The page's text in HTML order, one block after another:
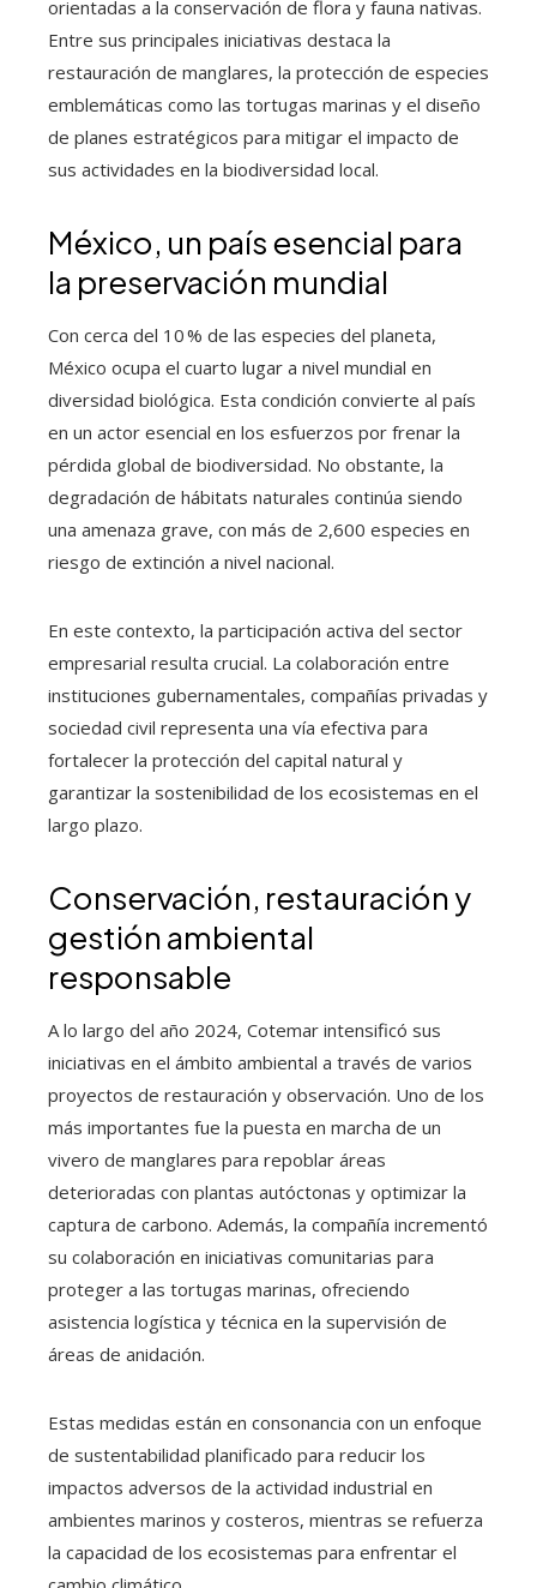
orientadas a la conservación de flora y fauna nativas.
Entre sus principales iniciativas destaca la
restauración de manglares, la protección de especies
emblemáticas como las tortugas marinas y el diseño
de planes estratégicos para mitigar el impacto de
sus actividades en la biodiversidad local.
México, un país esencial para
la preservación mundial
Con cerca del 10 % de las especies del planeta,
México ocupa el cuarto lugar a nivel mundial en
diversidad biológica. Esta condición convierte al país
en un actor esencial en los esfuerzos por frenar la
pérdida global de biodiversidad. No obstante, la
degradación de hábitats naturales continúa siendo
una amenaza grave, con más de 2,600 especies en
riesgo de extinción a nivel nacional.
En este contexto, la participación activa del sector
empresarial resulta crucial. La colaboración entre
instituciones gubernamentales, compañías privadas y
sociedad civil representa una vía efectiva para
fortalecer la protección del capital natural y
garantizar la sostenibilidad de los ecosistemas en el
largo plazo.
Conservación, restauración y
gestión ambiental
responsable
A lo largo del año 2024, Cotemar intensificó sus
iniciativas en el ámbito ambiental a través de varios
proyectos de restauración y observación. Uno de los
más importantes fue la puesta en marcha de un
vivero de manglares para repoblar áreas
deterioradas con plantas autóctonas y optimizar la
captura de carbono. Además, la compañía incrementó
su colaboración en iniciativas comunitarias para
proteger a las tortugas marinas, ofreciendo
asistencia logística y técnica en la supervisión de
áreas de anidación.
Estas medidas están en consonancia con un enfoque
de sustentabilidad planificado para reducir los
impactos adversos de la actividad industrial en
ambientes marinos y costeros, mientras se refuerza
la capacidad de los ecosistemas para enfrentar el